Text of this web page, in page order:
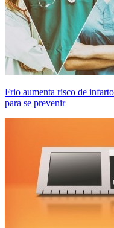
Frio aumenta risco de
para se prevenir